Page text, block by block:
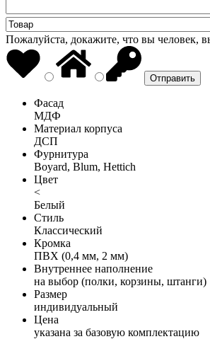
Пожалуйста, докажите, что вы человек,
Фасад
МДФ
Материал корпуса
ДСП
Фурнитура
Boyard, Blum, Hettich
Цвет
<
Белый
Стиль
Классический
Кромка
ПВХ (0,4 мм, 2 мм)
Внутреннее наполнение
на выбор (полки, корзины, штанги)
Размер
индивидуальный
Цена
указана за базовую комплектацию